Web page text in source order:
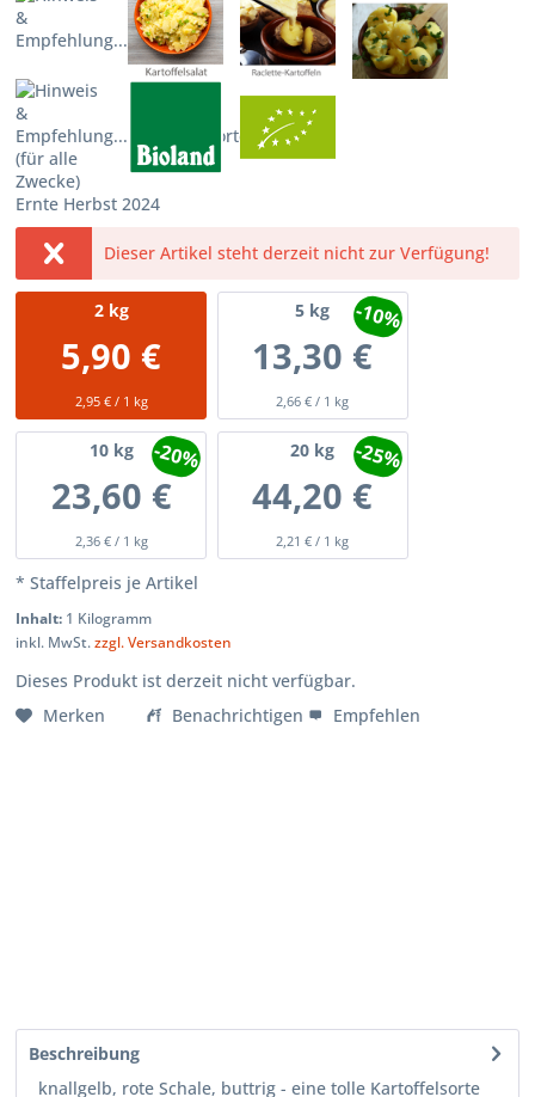
Ernte Herbst 2024
Dieser Artikel steht derzeit nicht zur Verfügung!
2kg
5,90 €
2,95 € / 1 kg
5 kg
13,30 €
2,66 € / 1 kg
-10%
10kg
23,60 €
2,36 € / 1 kg
-20% 20 kg
44,20 €
2,21 € / 1 kg
-25%
* Staffelpreis je Artikel
Inhalt: 1 Kilogramm
inkl. MwSt.zzgl. Versandkosten
Dieses Produkt ist derzeit nicht verfügbar.
Merken
Benachrichtigen Empfehlen
Beschreibung
knallgelb, rote Schale, buttrig - eine tolle Kartoffelsorte